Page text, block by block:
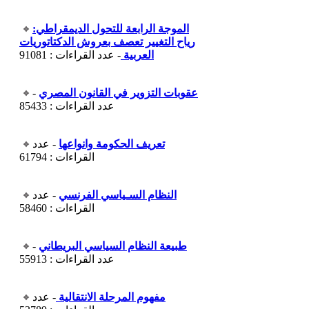
الموجة الرابعة للتحول الديمقراطي:
رياح التغيير تعصف بعروش الدكتاتوريات
العربية - عدد القراءات : 91081
عقوبات التزوير في القانون المصري -
عدد القراءات : 85433
تعريف الحكومة وانواعها - عدد
القراءات : 61794
النظام السـياسي الفرنسي - عدد
القراءات : 58460
طبيعة النظام السياسي البريطاني -
عدد القراءات : 55913
مفهوم المرحلة الانتقالية - عدد